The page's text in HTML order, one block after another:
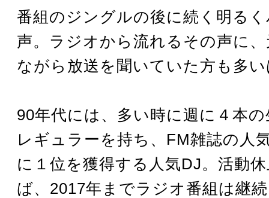
番組のジングルの後に続く明る
声。ラジオから流れるその声に
ながら放送を聞いていた方も多
90年代には、多い時に週に４本
レギュラーを持ち、FM雑誌の人
に１位を獲得する人気DJ。活動
ば、2017年までラジオ番組は継